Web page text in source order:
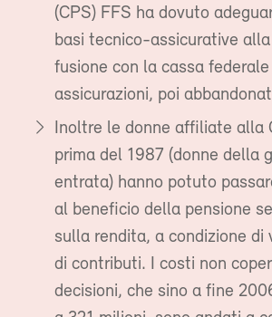
(CPS) FFS ha dovuto
basi tecnico-assicurative
fusione con la cassa federale
assicurazioni, poi
Inoltre le donne affiliate alla
prima del 1987 (donne della
entrata) hanno potuto
al beneficio della pensione
sulla rendita, a condizione di
di contributi. I costi non
decisioni, che sino a fine